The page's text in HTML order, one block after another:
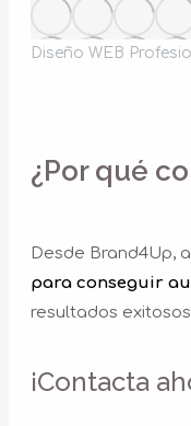
Diseño WEB
¿Por qué
Desde Brand4Up,
para conseguir
resultados
¡Contacta